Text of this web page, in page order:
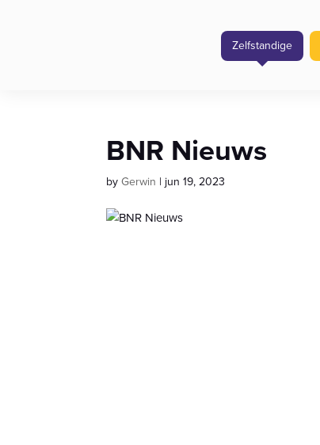
Zelfstandige
BNR Nieuws
byGerwin | jun 19, 2023